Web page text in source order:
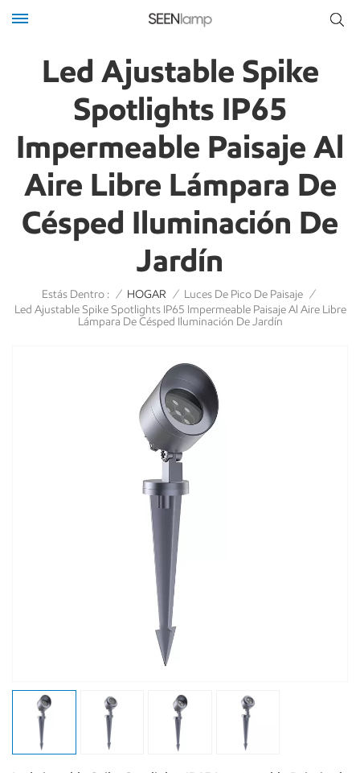
Led Ajustable Spike
Spotlights IP65
Impermeable Paisaje Al
Aire Libre Lámpara De
Césped Iluminación De
Jardín
Estás Dentro : / HOGAR / Luces De Pico De Paisaje /
Led Ajustable Spike Spotlights IP65 Impermeable Paisaje Al Aire Libre
Lámpara De Césped Iluminación De Jardín